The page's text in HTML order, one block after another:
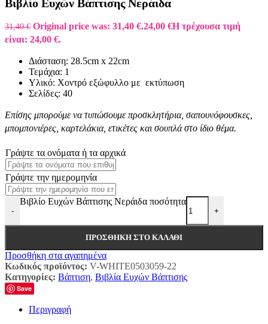
Βιβλίο Ευχών Βάπτισης Νεράιδα
31,40€ Original price was: 31,40 €.24,00 €Η τρέχουσα τιμή
είναι: 24,00 €.
Διάσταση: 28.5cm x 22cm
Τεμάχια: 1
Υλικό: Χοντρό εξώφυλλο με εκτύπωση
Σελίδες: 40
Επίσης μπορούμε να τυπώσουμε προσκλητήρια, σαπουνόφουσκες,
μπομπονιέρες, καρτελάκια, ετικέτες και σουπλά στο ίδιο θέμα.
Γράψτε τα ονόματα ή τα αρχικά
Γράψτε την ημερομηνία
-
Βιβλίο Ευχών Βάπτισης Νεράιδα ποσότητα
+
ΠΡΟΣΘΉΚΗ ΣΤΟ ΚΑΛΆΘΙ
Προσθήκη στα αγαπημένα
Κωδικός προϊόντος: V-WHITE0503059-22
Κατηγορίες: Βάπτιση, Βιβλία Ευχών Βάπτισης
Save
Περιγραφή